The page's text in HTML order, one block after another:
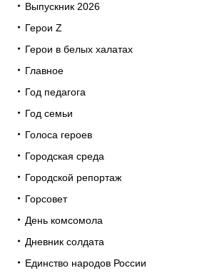
Выпускник 2026
Герои Z
Герои в белых халатах
Главное
Год педагога
Год семьи
Голоса героев
Городская среда
Городской репортаж
Горсовет
День комсомола
Дневник солдата
Единство народов России